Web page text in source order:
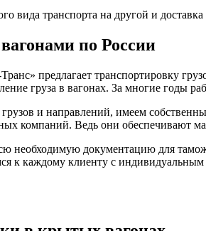
вида транспорта на другой и доставка
по России
предлагает транспортировку
груза в вагонах. За многие годы
и направлений, имеем
компаний. Ведь они обеспечивают
необходимую документацию для
к каждому клиенту с